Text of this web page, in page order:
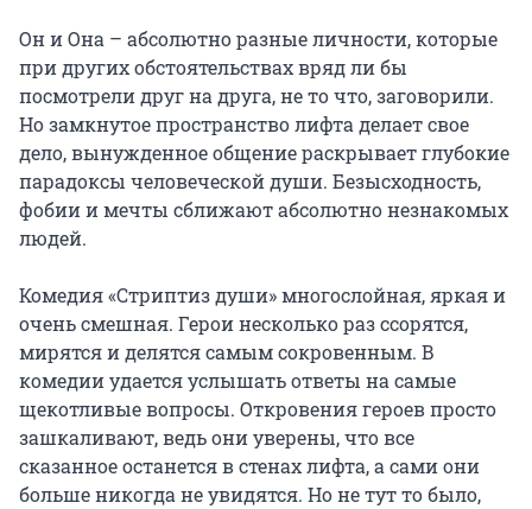
Он и Она – абсолютно разные личности, которые
при других обстоятельствах вряд ли бы
посмотрели друг на друга, не то что, заговорили.
Но замкнутое пространство лифта делает свое
дело, вынужденное общение раскрывает глубокие
парадоксы человеческой души. Безысходность,
фобии и мечты сближают абсолютно незнакомых
людей.
Комедия «Стриптиз души» многослойная, яркая и
очень смешная. Герои несколько раз ссорятся,
мирятся и делятся самым сокровенным. В
комедии удается услышать ответы на самые
щекотливые вопросы. Откровения героев просто
зашкаливают, ведь они уверены, что все
сказанное останется в стенах лифта, а сами они
больше никогда не увидятся. Но не тут то было,